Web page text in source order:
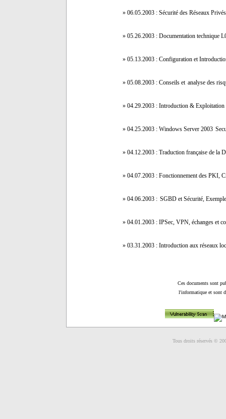
» 06.05.2003 : Sécurité des Réseaux
» 05.26.2003 : Documentation technique
» 05.13.2003 : Configuration et
» 05.08.2003 : Conseils et analyse des
» 04.29.2003 : Introduction & Exploitation
» 04.25.2003 : Windows Server 2003
» 04.12.2003 : Traduction française de la
» 04.07.2003 : Fonctionnement des PKI,
» 04.06.2003 : SGBD et Sécurité,
» 04.01.2003 : IPSec, VPN, échanges et
» 03.31.2003 : Introduction aux réseaux
Ces documents sont
l'informatique et sont
Tous droits réservés ©